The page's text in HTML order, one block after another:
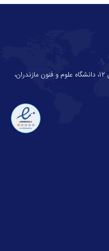
بابل، خیابان شیخ طبرسی، خیابان سرداران ۱۲، دانشگاه علوم و فنون مازندران،